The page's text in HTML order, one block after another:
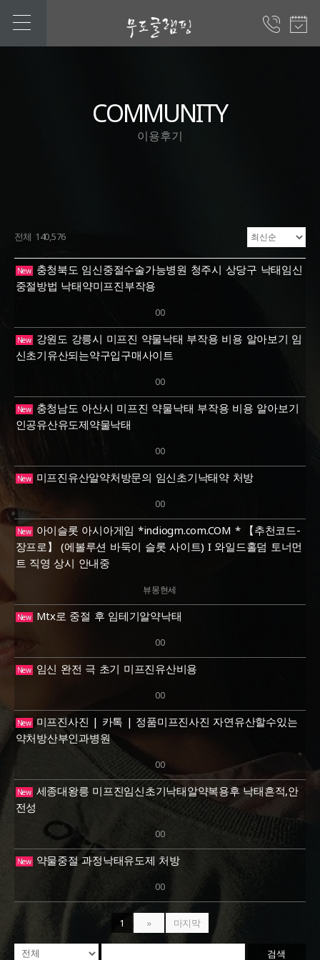
COMMUNITY
이용후기
전체 140,576
New충청북도 임신중절수술가능병원 청주시 상당구 낙태임신
중절방법 낙태약미프진부작용
00
New강원도 강릉시 미프진 약물낙태 부작용 비용 알아보기 임
신초기유산되는약구입구매사이트
00
New충청남도 아산시 미프진 약물낙태 부작용 비용 알아보기
인공유산유도제약물낙태
00
New미프진유산알약처방문의 임신초기낙­태약 처방
00
New아이슬롯 아시아게임 *indiogm.com.COM * 【추천코드-
장프로】 (에볼루션 바둑이 슬롯 사이트) I 와일드홀덤 토너먼
트 직영 상시 안내중
뷰몽현세
NewMtx로 중절 후 임테기알약낙­태
00
New임신 완전 극 초기 미프진유산비용
00
New미프진사진 | 카톡 | 정품미프진사진 자연유산할수있는
약처방산부인과병원
00
New세종대왕릉 미프진임신초기낙태알약복용후 낙태흔적,안
전성
00
New약물중절 과정낙­태유도제 처방
00
1 » 마지막
검색